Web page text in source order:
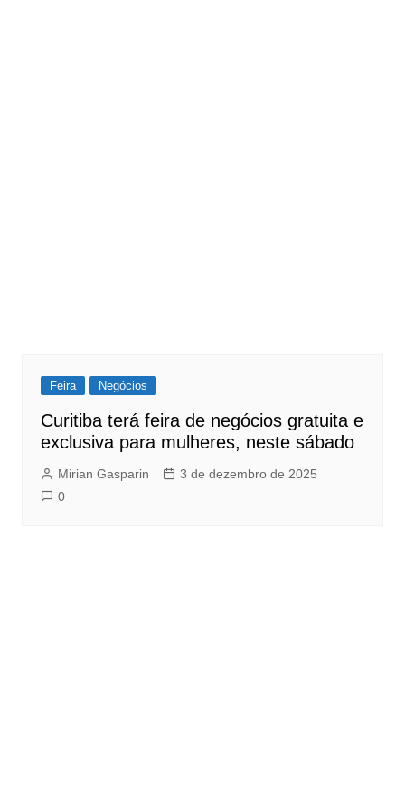
Feira Negócios
Curitiba terá feira de negócios gratuita e
exclusiva para mulheres, neste sábado
Mirian Gasparin
3 de dezembro de 2025
0